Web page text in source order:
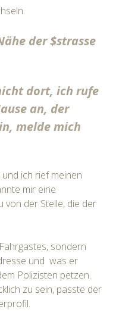
der $strasse
dort, ich rufe
an, der
melde mich
ich rief meinen
mir eine
von der Stelle, die der
sondern
und was er
Polizisten petzen.
zu sein, passte der